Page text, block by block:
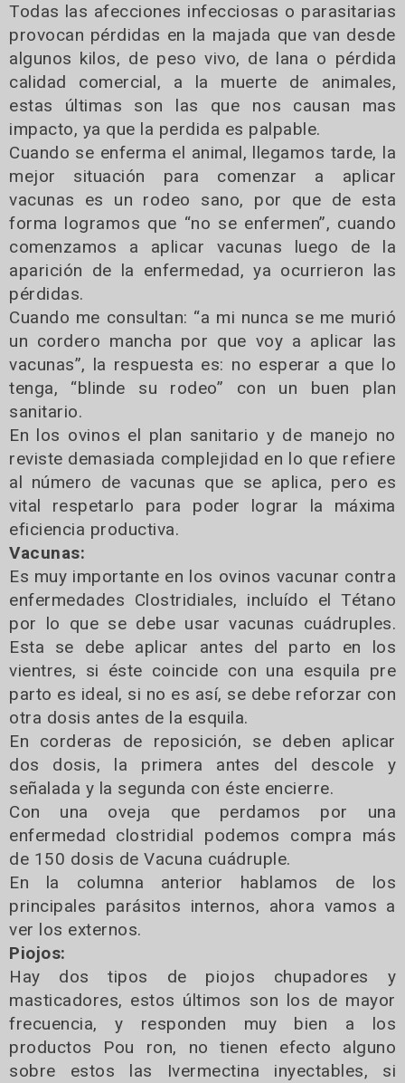
Todas las afecciones infecciosas o parasitarias
provocan pérdidas en la majada que van desde
algunos kilos, de peso vivo, de lana o pérdida
calidad comercial, a la muerte de animales,
estas últimas son las que nos causan mas
impacto, ya que la perdida es palpable.
Cuando se enferma el animal, llegamos tarde, la
mejor situación para comenzar a aplicar
vacunas es un rodeo sano, por que de esta
forma logramos que “no se enfermen”, cuando
comenzamos a aplicar vacunas luego de la
aparición de la enfermedad, ya ocurrieron las
pérdidas.
Cuando me consultan: “a mi nunca se me murió
un cordero mancha por que voy a aplicar las
vacunas”, la respuesta es: no esperar a que lo
tenga, “blinde su rodeo” con un buen plan
sanitario.
En los ovinos el plan sanitario y de manejo no
reviste demasiada complejidad en lo que refiere
al número de vacunas que se aplica, pero es
vital respetarlo para poder lograr la máxima
eficiencia productiva.
Vacunas:
Es muy importante en los ovinos vacunar contra
enfermedades Clostridiales, incluído el Tétano
por lo que se debe usar vacunas cuádruples.
Esta se debe aplicar antes del parto en los
vientres, si éste coincide con una esquila pre
parto es ideal, si no es así, se debe reforzar con
otra dosis antes de la esquila.
En corderas de reposición, se deben aplicar
dos dosis, la primera antes del descole y
señalada y la segunda con éste encierre.
Con una oveja que perdamos por una
enfermedad clostridial podemos compra más
de 150 dosis de Vacuna cuádruple.
En la columna anterior hablamos de los
principales parásitos internos, ahora vamos a
ver los externos.
Piojos:
Hay dos tipos de piojos chupadores y
masticadores, estos últimos son los de mayor
frecuencia, y responden muy bien a los
productos Pou ron, no tienen efecto alguno
sobre estos las Ivermectina inyectables, si